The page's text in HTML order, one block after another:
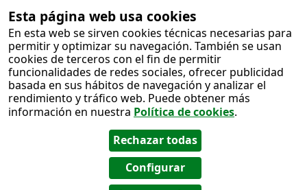
Esta página web usa cookies
En esta web se sirven cookies técnicas necesarias para
permitir y optimizar su navegación. También se usan
cookies de terceros con el fin de permitir
funcionalidades de redes sociales, ofrecer publicidad
basada en sus hábitos de navegación y analizar el
rendimiento y tráfico web. Puede obtener más
información en nuestra Política de cookies.